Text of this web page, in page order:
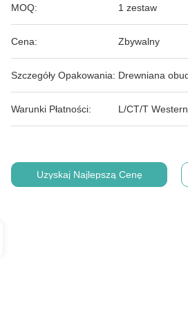
MOQ: 1 zestaw
Cena: Zbywalny
Szczegóły Opakowania: Drewniana
Warunki Płatności: L/CT/T
Uzyskaj Najlepszą Cenę